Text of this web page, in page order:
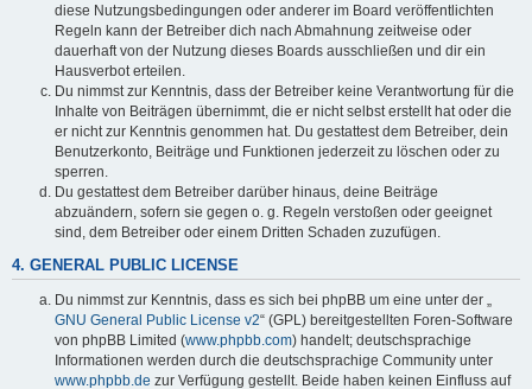
diese Nutzungsbedingungen oder anderer im Board veröffentlichten
Regeln kann der Betreiber dich nach Abmahnung zeitweise oder
dauerhaft von der Nutzung dieses Boards ausschließen und dir ein
Hausverbot erteilen.
Du nimmst zur Kenntnis, dass der Betreiber keine Verantwortung für die
Inhalte von Beiträgen übernimmt, die er nicht selbst erstellt hat oder die
er nicht zur Kenntnis genommen hat. Du gestattest dem Betreiber, dein
Benutzerkonto, Beiträge und Funktionen jederzeit zu löschen oder zu
sperren.
Du gestattest dem Betreiber darüber hinaus, deine Beiträge
abzuändern, sofern sie gegen o. g. Regeln verstoßen oder geeignet
sind, dem Betreiber oder einem Dritten Schaden zuzufügen.
4. GENERAL PUBLIC LICENSE
Du nimmst zur Kenntnis, dass es sich bei phpBB um eine unter der „
GNU General Public License v2“ (GPL) bereitgestellten Foren-Software
von phpBB Limited (www.phpbb.com) handelt; deutschsprachige
Informationen werden durch die deutschsprachige Community unter
www.phpbb.de zur Verfügung gestellt. Beide haben keinen Einfluss auf